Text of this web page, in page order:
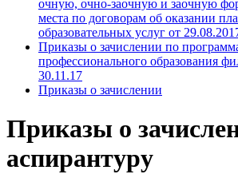
очную, очно-заочную и заочную
места по договорам об оказании
образовательных услуг от
Приказы о зачислении по
профессионального образования
30.11.17
Приказы о зачислении
Приказы о
аспирантуру